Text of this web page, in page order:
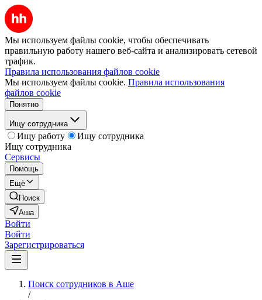
Мы используем файлы cookie, чтобы обеспечивать
правильную работу нашего веб-сайта и анализировать сетевой
трафик.
Правила использования файлов cookie
Мы используем файлы cookie. Правила использования
файлов cookie
Понятно
Ищу сотрудника
Ищу работу
Ищу сотрудника
Ищу сотрудника
Сервисы
Помощь
Ещё
Поиск
Аша
Войти
Войти
Зарегистрироваться
Поиск сотрудников в Аше
/